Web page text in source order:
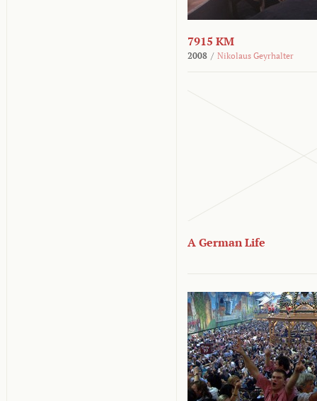
7915 KM
2008 / Nikolaus Geyrhalter
A German Life